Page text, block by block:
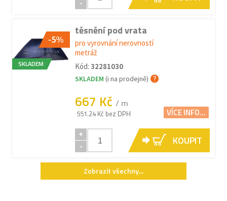
-
-5%
SKLADEM
těsnění pod vrata
pro vyrovnání nerovností
metráž
Kód: 32281030
SKLADEM (i na prodejně)
667 Kč / m
551.24 Kč bez DPH VÍCE INFO...
+
-
KOUPIT
Zobrazit všechny...